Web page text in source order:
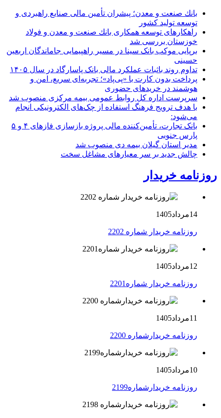
بانك صنعت و معدن؛ پیشران تأمین مالی صنایع راهبردی و
توسعه تولید كشور
راهكارهای توسعه همكاری بانك صنعت و معدن و فولاد
خوزستان بررسی شد
برپایی موکب بانک سینا در مسیر راهپیمایی جاماندگان اربعین
حسینی
تداوم روند باثبات عملکرد مالی بانک پاسارگاد در سال ۱۴۰۵
پرداخت بدون کارت با «پی‌پاد»؛ تجربه‌ای سریع، امن و
هوشمند در خریدهای حضوری
سرپرست اداره كل روابط عمومی بیمه مركزی منصوب شد
با هدف ترویج فرهنگ استفاده از چک‌های الکترونیکی انجام
می‌شود:
بانک تجارت، تأمین‌کننده مالی پروژه بازسازی فازهای ۴ و ۵
پارس جنوبی
مدیر استان گیلان بیمه دی منصوب شد
چالش جدید بر سر معیارهای مشاغل سخت
روزنامه خریدار
14مرداد1405
روزنامه خریدار شماره 2202
12مرداد1405
روزنامه خریدار شماره2201
11مرداد1405
روزنامه خریدارشماره 2200
10مرداد1405
روزنامه خریدارشماره2199